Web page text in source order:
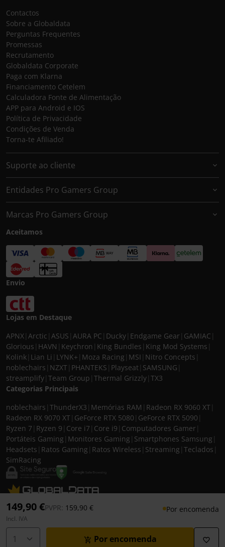
PVPR: Preço reduzido de
159,90 €para
149,90 € Por encomenda
Incl. IVA
Por encomenda
Contactos
Sobre a Globaldata
Perguntas Frequentes
Promessas
Recrutamento
Globaldata Corporate
Paga com Klarna
Financiamento Cetelem
Calculadora Fonte de Alimentação
APP para Android e IOS
Política de Privacidade
Condições de Venda
Torna-te Afiliado!
Suporte ao cliente
Entidades Pro Gamers Group
Marcas Pro Gamers Group
Aceitamos
Envio
Lojas em Destaque
APNX Arctic ASUS AURA PC Ducky Endgame Gear GAMIAC
Glorious HAVN Keychron King Bundles King Mod Systems
Kolink Lian Li LYNK+ Moza Racing MSI Nitro Concepts
noblechairs NZXT PHANTEKS Playseat SAMSUNG
streamplify Team Group Thermal Grizzly TX3
Categorias Principais
noblechairs ThunderX3 Memórias RAM Radeon RX 9060 XT
Radeon RX 9070 XT GeForce RTX 5080 GeForce RTX 5090
Ryzen 7 Ryzen 9 Core i7 Core i9 Computadores Gamer
Portáteis Gaming Monitores Gaming Smartphones Samsung
Headsets Ratos Gaming Ratos Wireless Streaming Teclados
SimRacing
© 2026 CASEKING IBERIA. TODOS OS DIREITOS RESERVADOS. IVA incluído à
taxa em vigor para todos os produtos. As fotos apresentadas podem não
corresponder às configurações descritas. Preços e especificações sujeitos a
alteração sem aviso prévio. A caseking Iberia declina qualquer
responsabilidade por eventuais erros publicados no site.